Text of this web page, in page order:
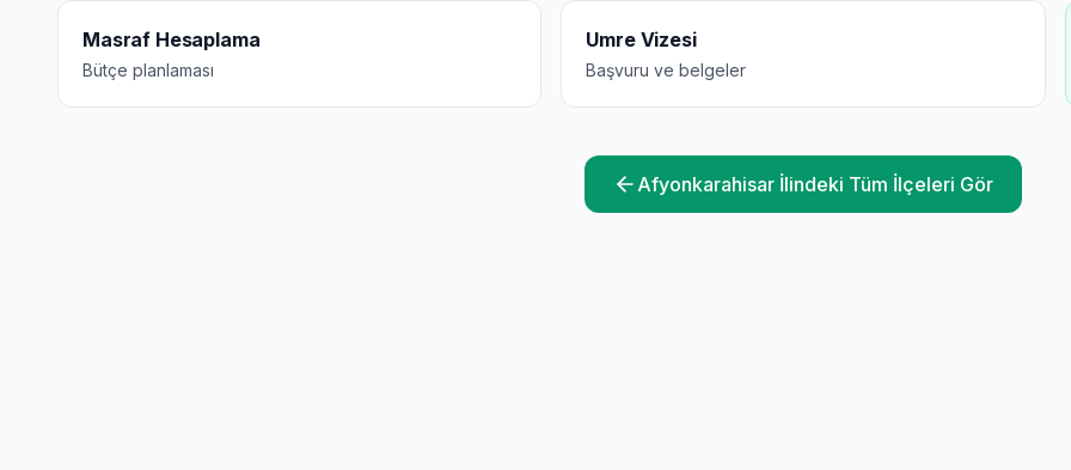
Masraf Hesaplama
Bütçe planlaması
Umre Vizesi
Başvuru ve belgeler
Afyonkarahisar İlindeki Tüm İlçeleri Gör